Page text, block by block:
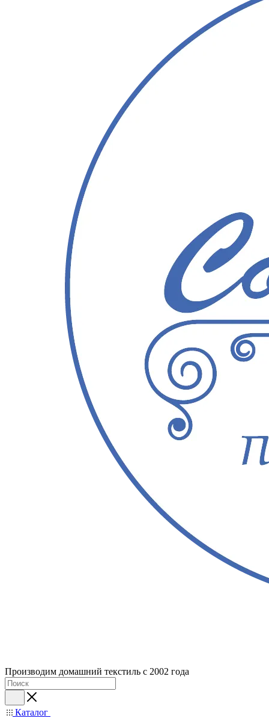
Производим домашний текстиль с 2002 года
Каталог